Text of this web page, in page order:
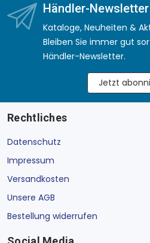
Händler-
Kataloge, Neuheiten &
Bleiben Sie immer gut
Händler-Newsletter.
Jetzt
Rechtliches
Datenschutz
Impressum
Versandkosten
Unsere AGB
Bestellung widerrufen